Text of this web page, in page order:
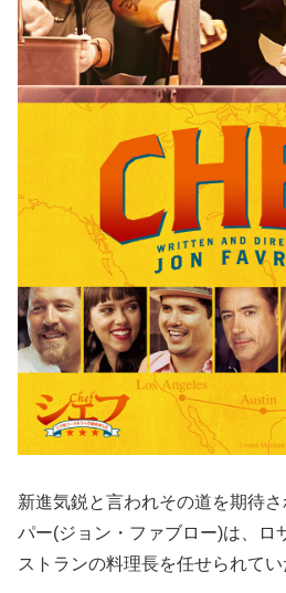
新進気鋭と言われその道を期待
パー(ジョン・ファブロー)は、ロ
ストランの料理長を任せられてい